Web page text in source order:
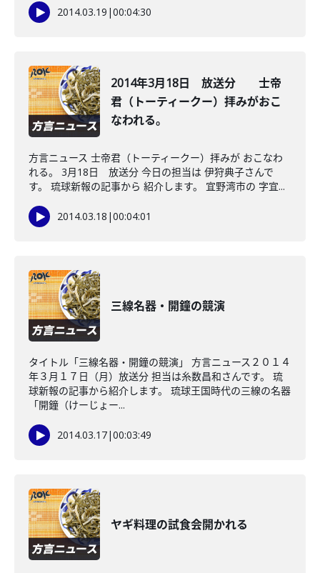
2014.03.19 |00:04:30
2014年3月18日 放送分 士帝
君（トーティークー）拝みがおこ
なわれる。
方言ニュース 士帝君（トーティークー）拝みが おこなわ
れる。 3月18日 放送分 今日の担当は 伊狩典子さんで
す。 琉球新報の記事から 紹介します。 宜野湾市の 字宜...
2014.03.18 |00:04:01
三線名器・開鐘の競演
タイトル「三線名器・開鐘の競演」 方言ニュース２０１４
年３月１７日（月）放送分 担当は糸数昌和さんです。 琉
球新報の記事から紹介します。 琉球王国時代の三線の名器
「開鐘（けーじょー...
2014.03.17|00:03:49
ヤギ料理の試食会開かれる